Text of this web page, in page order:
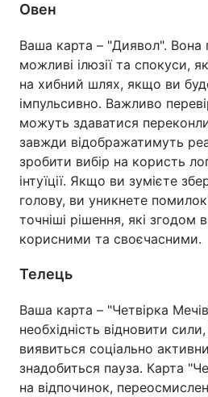
Овен
Ваша карта – "Диявол". Вона
можливі ілюзії та спокуси,
на хибний шлях, якщо ви
імпульсивно. Важливо
можуть здаватися
завжди відображатимуть
зробити вибір на користь
інтуїції. Якщо ви зумієте
голову, ви уникнете
точніші рішення, які згодом
корисними та своєчасними.
Телець
Ваша карта – "Четвірка
необхідність відновити
виявиться соціально
знадобиться пауза. Карта
на відпочинок,